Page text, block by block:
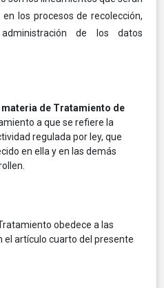
los procesos de recolección,
de los datos
de Tratamiento de
a que se refiere la
regulada por ley, que
en ella y en las demás
obedece a las
el artículo cuarto del presente